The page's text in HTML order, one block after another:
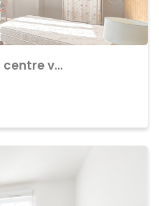
Achat Appartement centre ville